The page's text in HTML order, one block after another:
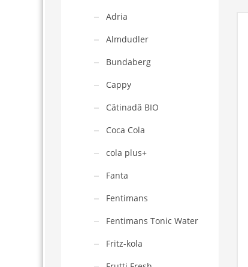
Adria
Almdudler
Bundaberg
Cappy
Cătinadă BIO
Coca Cola
cola plus+
Fanta
Fentimans
Fentimans Tonic Water
Fritz-kola